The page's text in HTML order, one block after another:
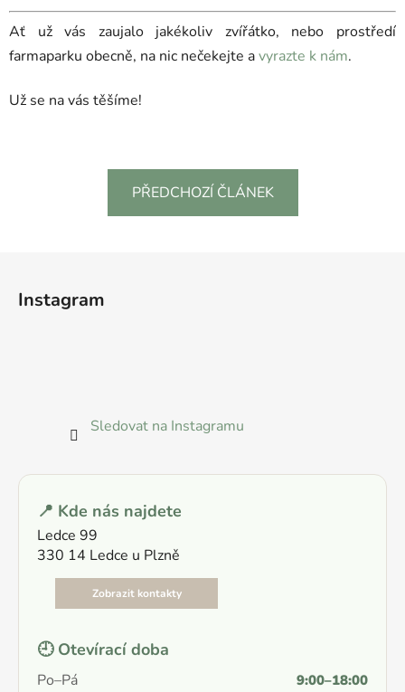
Ať už vás zaujalo jakékoliv zvířátko, nebo prostředí
farmaparku obecně, na nic nečekejte avyrazte k nám.
Už se na vás těšíme!
PŘEDCHOZÍ ČLÁNEK
Instagram
Sledovat na Instagramu
📍 Kde nás najdete
Ledce 99
330 14 Ledce u Plzně
Zobrazit kontakty
🕘 Otevírací doba
Po–Pá 9:00–18:00